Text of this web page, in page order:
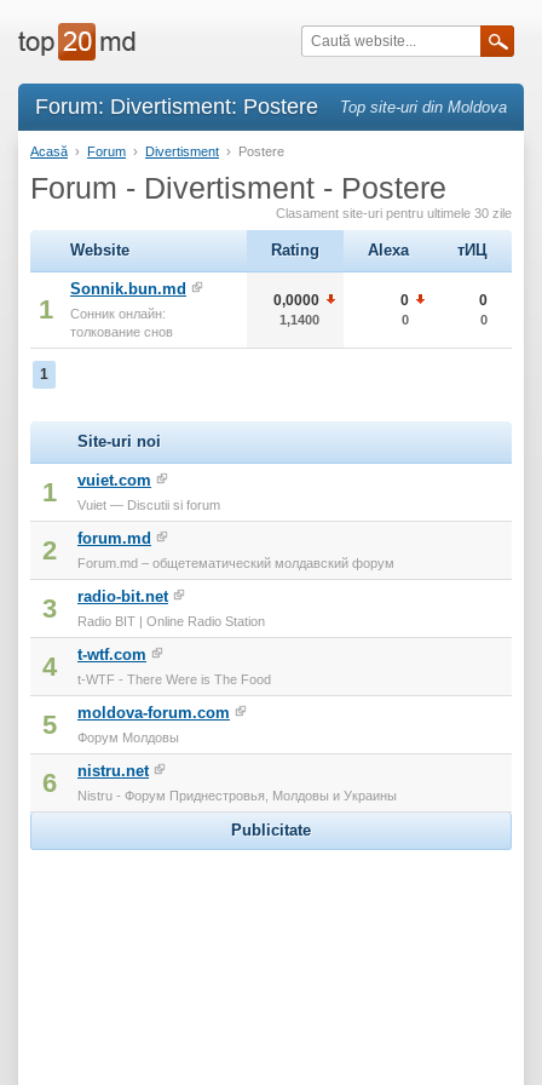
Forum: Divertisment: Postere Top site-uri din Moldova
Acasă › Forum › Divertisment › Postere
Forum - Divertisment - Postere
Clasament site-uri pentru ultimele 30 zile
Website Rating Alexa тИЦ
1
Sonnik.bun.md
Сонник онлайн:
толкование снов
0,0000
1,1400
0
0
0
0
1
Site-uri noi
1 vuiet.com
Vuiet — Discutii si forum
2 forum.md
Forum.md – общетематический молдавский форум
3 radio-bit.net
Radio BIT | Online Radio Station
4 t-wtf.com
t-WTF - There Were is The Food
5 moldova-forum.com
Форум Молдовы
6 nistru.net
Nistru - Форум Приднестровья, Молдовы и Украины
Publicitate